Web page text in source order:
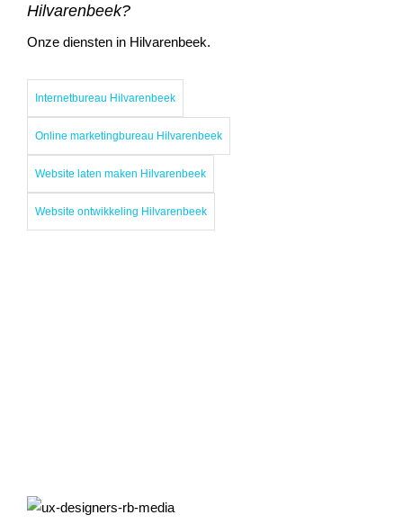
Hilvarenbeek?
Onze diensten in Hilvarenbeek.
Internetbureau Hilvarenbeek
Online marketingbureau Hilvarenbeek
Website laten maken Hilvarenbeek
Website ontwikkeling Hilvarenbeek